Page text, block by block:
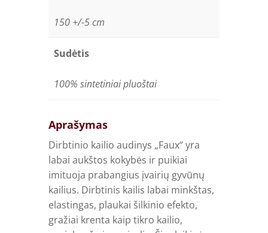
150 +/-5 cm
Sudėtis
100% sintetiniai pluoštai
Aprašymas
Dirbtinio kailio audinys „Faux“ yra
labai aukštos kokybės ir puikiai
imituoja prabangius įvairių gyvūnų
kailius. Dirbtinis kailis labai minkštas,
elastingas, plaukai šilkinio efekto,
gražiai krenta kaip tikro kailio,